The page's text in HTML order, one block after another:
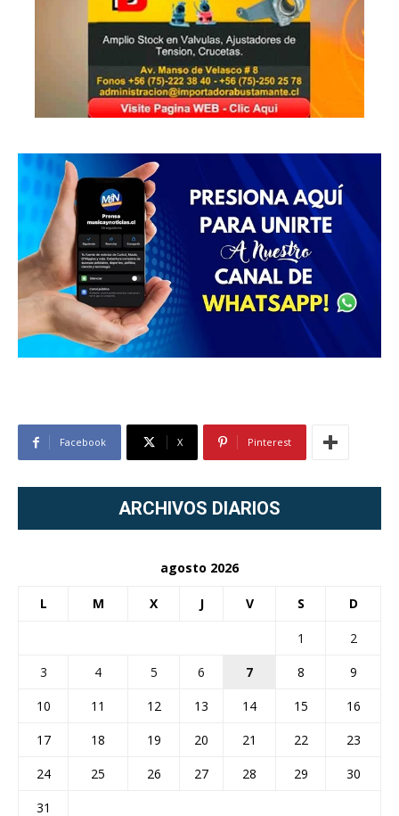
Facebook X Pinterest
ARCHIVOS DIARIOS
agosto 2026
L M X J V S D
1
2
3
4 5 6 7 8
9
10
11 12 13 14 15
16
17
18 19 20 21 22
23
24
25 26 27 28 29
30
31